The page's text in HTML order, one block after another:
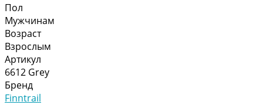
Пол
Мужчинам
Возраст
Взрослым
Артикул
6612 Grey
Бренд
Finntrail